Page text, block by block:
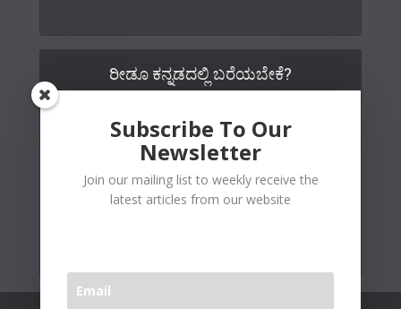
ರೀಡೂ ಕನ್ನಡದಲ್ಲಿ ಬರೆಯಬೇಕೆ?
Subscribe To Our
Newsletter
Join our mailing list to weekly receive the
latest articles from our website